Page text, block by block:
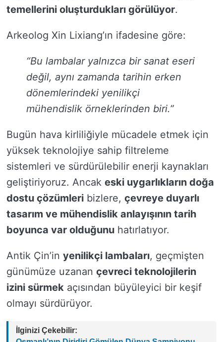
temellerini oluşturdukları görülüyor.
Arkeolog Xin Lixiang’ın ifadesine göre:
“Bu lambalar yalnızca bir sanat eseri
değil, aynı zamanda tarihin erken
dönemlerindeki yenilikçi
mühendislik örneklerinden biri.”
Bugün hava kirliliğiyle mücadele etmek için
yüksek teknolojiye sahip filtreleme
sistemleri ve sürdürülebilir enerji kaynakları
geliştiriyoruz. Ancak eski uygarlıkların doğa
dostu çözümleri bizlere, çevreye duyarlı
tasarım ve mühendislik anlayışının tarih
boyunca var olduğunu hatırlatıyor.
Antik Çin’in yenilikçi lambaları, geçmişten
günümüze uzanan çevreci teknolojilerin
izini sürmek açısından büyüleyici bir keşif
olmayı sürdürüyor.
İlginizi Çekebilir: